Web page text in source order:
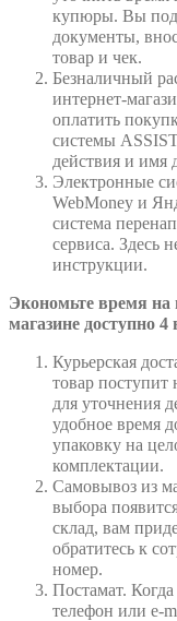
купюры. Вы
документы,
товар и чек.
Безналичный
интернет-
оплатить
системы
действия и имя
Электронные
WebMoney и
система
сервиса. Здесь
инструкции.
Экономьте время на
магазине доступно
Курьерская
товар поступит
для уточнения
удобное время
упаковку на
комплектации.
Самовывоз из
выбора
склад, вам
обратитесь к
номер.
Постамат.
телефон или e-